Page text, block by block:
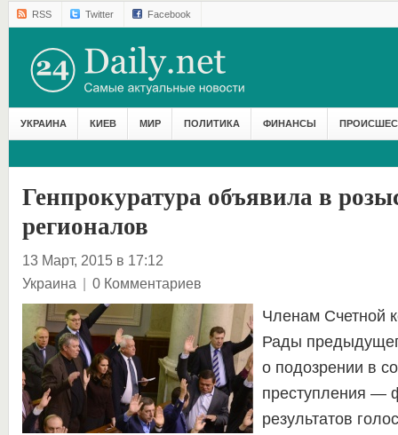
RSS Twitter Facebook
УКРАИНА КИЕВ МИР ПОЛИТИКА ФИНАНСЫ
Генпрокуратура объявила в
регионалов
13 Март, 2015 в 17:12
Украина | 0 Комментариев
Членам Счетной
Рады
о подозрении в
преступления —
результатов